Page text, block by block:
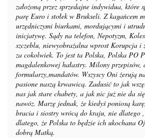
założoną przez sprzedajne indywidua, które
parę Euro i stołek w Brukseli. Z kagańcem
urzędniczymi biurkami, mordującymi i
inicjatywę. Sądy na telefon, Nepotyzm,
szczeblu, niewyobrażalna wprost Korupcja i
za cokolwiek. To jest ta Polska, Polska PO
magdalenkowej hałastry. Milony przepisów,
formularzy,mandatów. Wszyscy Oni żerują
pasione naszą krwawicą. Zadusić to jak
nas jak stare chabety, a jak nic już nie da
nawóz. Marzę jednak, że kiedyś poniosą
bracia i siostry wrócą do kraju, nie dlatego ,
dlatego, że Polska to będzie ich ukochana
dobrą Matką.